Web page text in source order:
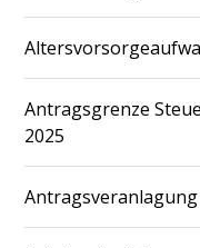
Antragsgrenze
2025